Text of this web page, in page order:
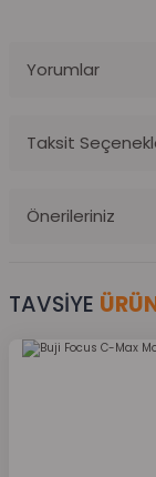
Yorumlar
Taksit
Önerileriniz
konularda yetersiz
tarafımıza
Görüş ve
TAVSİYE